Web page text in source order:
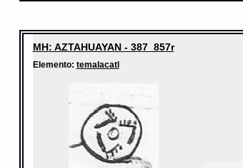
MH: AZTAHUAYAN - 387_857r
Elemento: temalacatl